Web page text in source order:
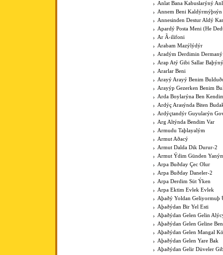
Anlat Bana Kabuslarýný
Annem Beni
Annesinden Destur Aldý
Apardý Posta Meni (He
Ar Ã›ilifoni
Arabam Mazýlýdýr
Aradým Derdimin
Arap Atý Gibi Sallar Baþýný
Ararlar Beni
Arayý Arayý Benim
Arayýp Gezerken Benim
Arda Boylarýna Ben
Ardýç Arasýnda Biten
Ardýçtandýr Guyularýn
Arg Altýnda Bendim Var
Armudu Taþlayalým
Armut Aðacý
Armut Dalda Dik Durur-2
Armut Ýdim Günden
Arpa Buðday Çec Olur
Arpa Buðday Daneler-2
Arpa Derdim Süt Ýken
Arpa Ektim Evlek Evlek
Aþaðý Yoldan Geliyormuþ
Aþaðýdan Bir Yel Esti
Aþaðýdan Gelen Gelin
Aþaðýdan Gelen Geline
Aþaðýdan Gelen Mangal
Aþaðýdan Gelen Yare Bak
Aþaðýdan Gelir Düveler